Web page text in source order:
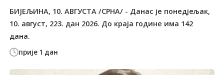
прије 1 дан
БИЈЕЉИНА, 10. АВГУСТА /СРНА/ - Данас је понедјељак,
10. август, 223. дан 2026. До краја године има 142
дана.